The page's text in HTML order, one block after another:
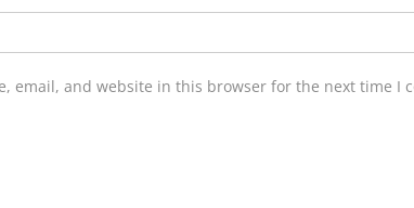
email, and website in this browser for the next time I